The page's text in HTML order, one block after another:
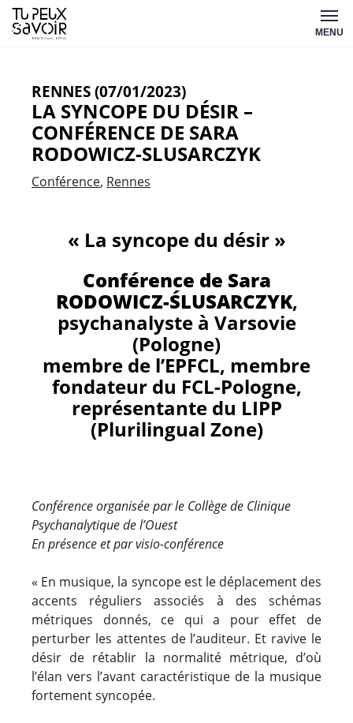
Aller
au
MENU
RENNES (07/01/2023)
LA SYNCOPE DU DÉSIR –
CONFÉRENCE DE SARA
RODOWICZ-SLUSARCZYK
Conférence Rennes
« La syncope du désir »
Conférence de Sara
RODOWICZ-ŚLUSARCZYK,
psychanalyste à Varsovie
(Pologne)
membre de l’EPFCL, membre
fondateur du FCL-Pologne,
représentante du LIPP
(Plurilingual Zone)
Conférence organisée par le Collège de Clinique
Psychanalytique de l’Ouest
En présence et par visio-conférence
« En musique, la syncope est le déplacement des
accents réguliers associés à des schémas
métriques donnés, ce qui a pour effet de
perturber les attentes de l’auditeur. Et ravive le
désir de rétablir la normalité métrique, d’où
l’élan vers l’avant caractéristique de la musique
fortement syncopée.